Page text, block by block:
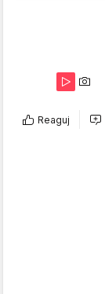
Reaguj